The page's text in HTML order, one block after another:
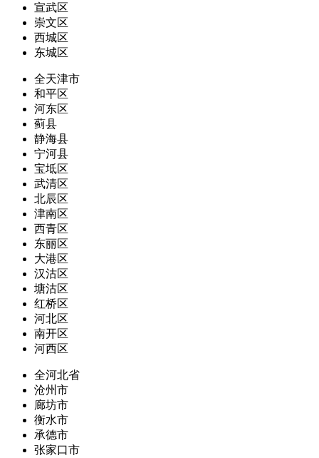
宣武区
崇文区
西城区
东城区
全天津市
和平区
河东区
蓟县
静海县
宁河县
宝坻区
武清区
北辰区
津南区
西青区
东丽区
大港区
汉沽区
塘沽区
红桥区
河北区
南开区
河西区
全河北省
沧州市
廊坊市
衡水市
承德市
张家口市